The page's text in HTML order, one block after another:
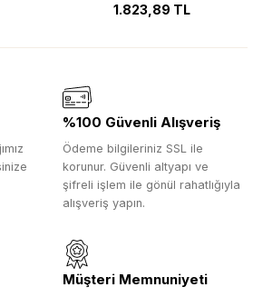
1.823,89 TL
%100 Güvenli Alışveriş
Ödeme bilgileriniz SSL ile
korunur. Güvenli altyapı ve
şifreli işlem ile gönül rahatlığıyla
alışveriş yapın.
Müşteri Memnuniyeti